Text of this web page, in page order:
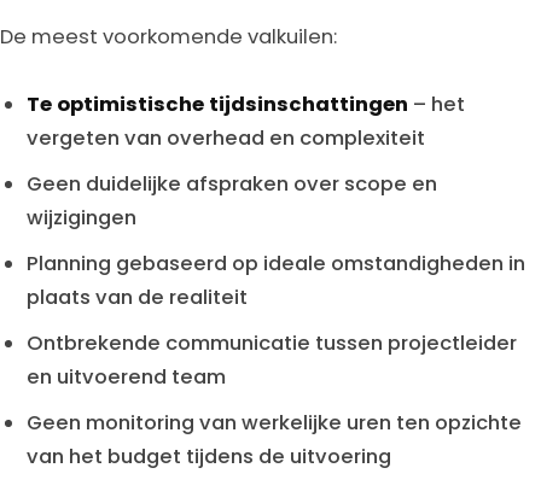
De meest voorkomende valkuilen:
Te optimistische tijdsinschattingen – het
vergeten van overhead en complexiteit
Geen duidelijke afspraken over scope en
wijzigingen
Planning gebaseerd op ideale omstandigheden in
plaats van de realiteit
Ontbrekende communicatie tussen projectleider
en uitvoerend team
Geen monitoring van werkelijke uren ten opzichte
van het budget tijdens de uitvoering